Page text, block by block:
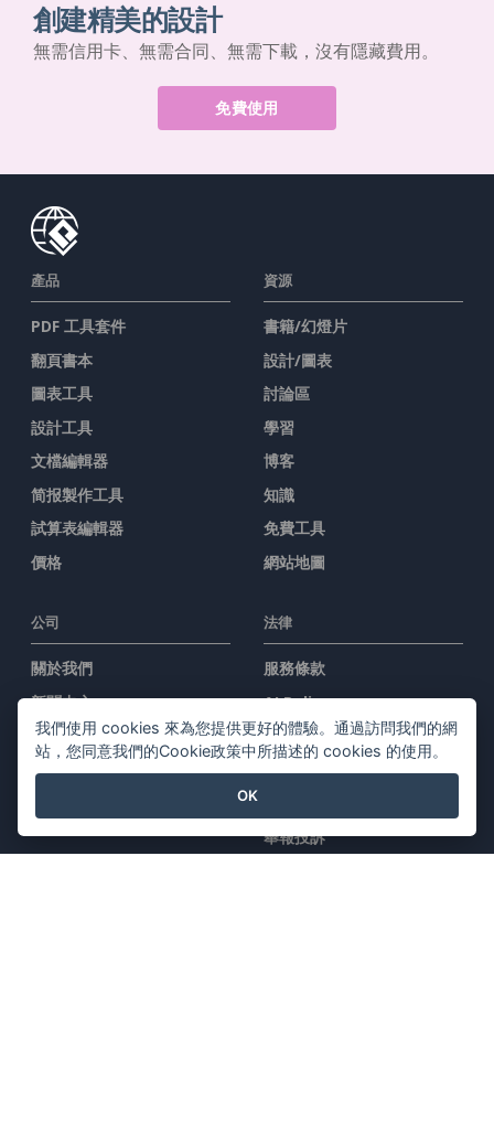
創建精美的設計
無需信用卡、無需合同、無需下載，沒有隱藏費用。
免費使用
產品
PDF 工具套件
翻頁書本
圖表工具
設計工具
文檔編輯器
简报製作工具
試算表編輯器
價格
資源
書籍/幻燈片
設計/圖表
討論區
學習
博客
知識
免費工具
網站地圖
公司
關於我們
新聞中心
媒體工具包
聯繫我們
法律
服務條款
AI Policy
隱私政策
Content Guidelines
舉報投訴
我們使用 cookies 來為您提供更好的體驗。通過訪問我們的網
站，您同意我們的Cookie政策中所描述的 cookies 的使用。
OK